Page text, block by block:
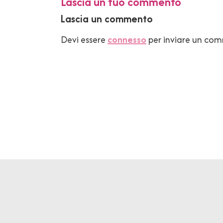
Lascia un commento
Devi essere connesso per inviare un